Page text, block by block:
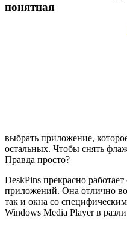
понятная
выбрать приложение,
остальных. Чтобы снять
Правда просто?
DeskPins прекрасно
приложений. Она отлично
так и окна со
Windows Media Player в